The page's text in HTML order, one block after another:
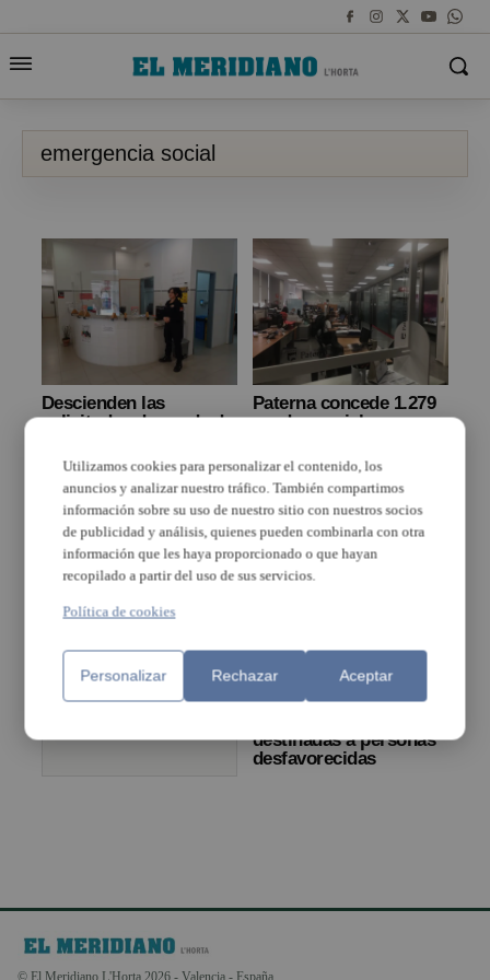
emergencia social
Descienden las
solicitudes de ayuda de
parte de los vecinos y
vecinas de La Pobla de
Farnals
Paterna concede 1.279
ayudas sociales y
asistencias durante el
Estado el Alarma
las ayudas de
social de
Manises va
destinada a
pagar recibos de
La Generalitat convoca
destinadas a personas
desfavorecidas
Utilizamos cookies para personalizar el contenido, los
anuncios y analizar nuestro tráfico. También compartimos
información sobre su uso de nuestro sitio con nuestros socios
de publicidad y análisis, quienes pueden combinarla con otra
información que les haya proporcionado o que hayan
recopilado a partir del uso de sus servicios.
Política de cookies
Personalizar Rechazar Aceptar